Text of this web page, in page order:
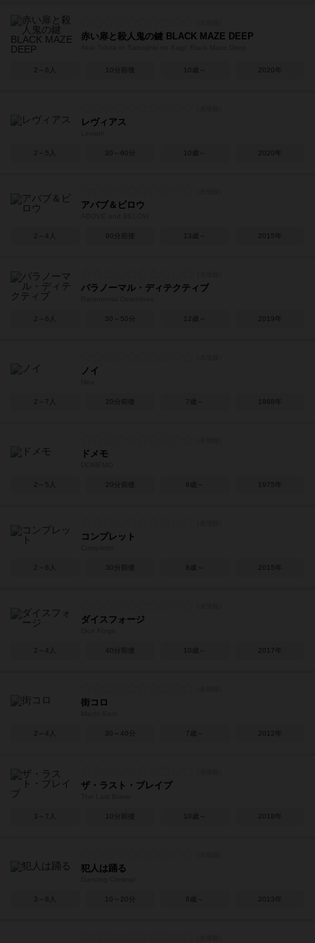
赤い扉と殺人鬼の鍵 BLACK MAZE DEEP
2～6人 10分前後 10歳～ 2020年
レヴィアス
2～5人 30～60分 10歳～ 2020年
アバブ＆ビロウ
2～4人 90分前後 13歳～ 2015年
パラノーマル・ディテクティブ
2～6人 30～50分 12歳～ 2019年
ノイ
2～7人 20分前後 7歳～ 1988年
ドメモ
2～5人 20分前後 8歳～ 1975年
コンプレット
2～6人 30分前後 8歳～ 2015年
ダイスフォージ
2～4人 40分前後 10歳～ 2017年
街コロ
2～4人 30～40分 7歳～ 2012年
ザ・ラスト・ブレイブ
3～7人 10分前後 10歳～ 2018年
犯人は踊る
3～8人 10～20分 8歳～ 2013年